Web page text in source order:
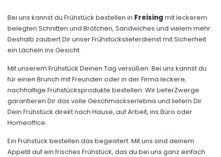
Bei uns kannst du Frühstück bestellen in Freising mit leckerem
belegten Schnitten und Brötchen, Sandwiches und vielem mehr.
Deshalb zaubert Dir unser Frühstückslieferdienst mit Sicherheit
ein Lächeln ins Gesicht.
Mit unserem Frühstück Deinen Tag versüßen. Bei uns kannst du
für einen Brunch mit Freunden oder in der Firma leckere,
nachhaltige Frühstücksprodukte bestellen. Wir LieferZwerge
garantieren Dir das volle Geschmackserlebnis und liefern Dir
Dein Frühstück direkt nach Hause, auf Arbeit, ins Büro oder
Homeoffice.
Ein Frühstück bestellen das begeistert. Mit uns sind deinem
Appetit auf ein frisches Frühstück, das du bei uns ganz einfach